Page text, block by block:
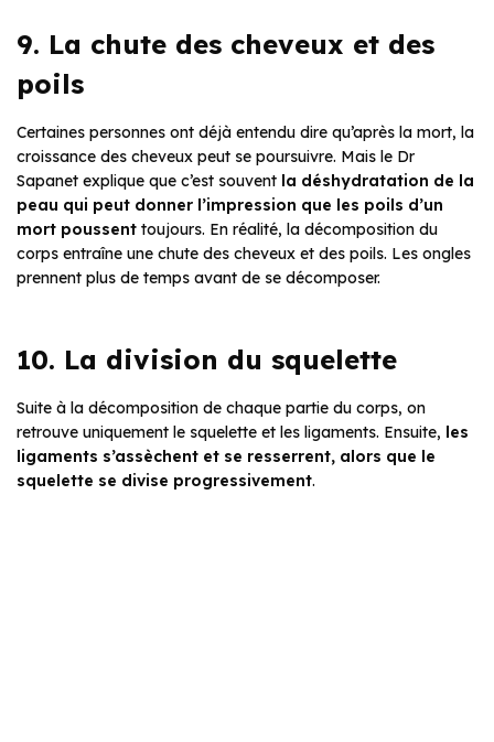
9. La chute des cheveux et des
poils
Certaines personnes ont déjà entendu dire qu’après la mort, la
croissance des cheveux peut se poursuivre. Mais le Dr
Sapanet explique que c’est souvent la déshydratation de la
peau qui peut donner l’impression que les poils d’un
mort poussent toujours. En réalité, la décomposition du
corps entraîne une chute des cheveux et des poils. Les ongles
prennent plus de temps avant de se décomposer.
10. La division du squelette
Suite à la décomposition de chaque partie du corps, on
retrouve uniquement le squelette et les ligaments. Ensuite, les
ligaments s’assèchent et se resserrent, alors que le
squelette se divise progressivement.